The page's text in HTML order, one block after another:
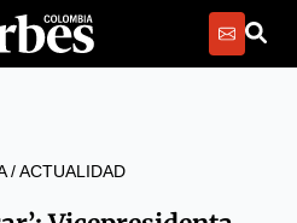
/ACTUALIDAD